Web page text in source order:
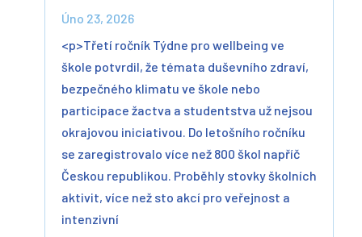
Úno 23, 2026
<p>Třetí ročník Týdne pro wellbeing ve
škole potvrdil, že témata duševního zdraví,
bezpečného klimatu ve škole nebo
participace žactva a studentstva už nejsou
okrajovou iniciativou. Do letošního ročníku
se zaregistrovalo více než 800 škol napříč
Českou republikou. Proběhly stovky školních
aktivit, více než sto akcí pro veřejnost a
intenzivní